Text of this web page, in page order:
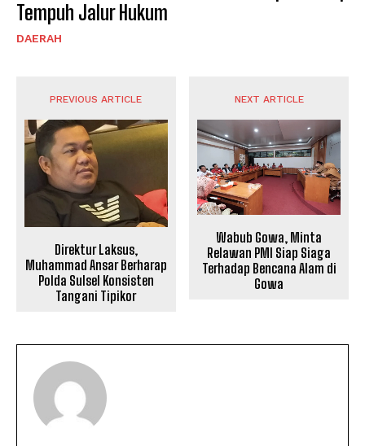
Tempuh Jalur Hukum
DAERAH
PREVIOUS ARTICLE
Direktur Laksus,
Muhammad Ansar Berharap
Polda Sulsel Konsisten
Tangani Tipikor
NEXT ARTICLE
Wabub Gowa, Minta
Relawan PMI Siap Siaga
Terhadap Bencana Alam di
Gowa